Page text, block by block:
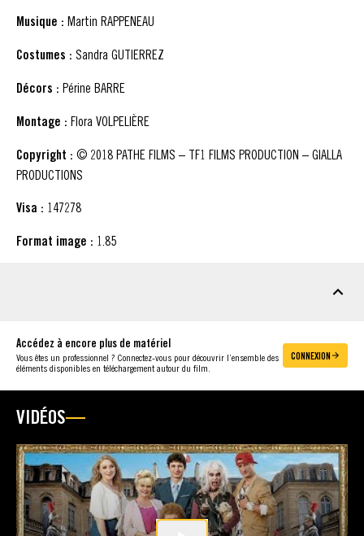
Musique : Martin RAPPENEAU
Costumes : Sandra GUTIERREZ
Décors : Périne BARRE
Montage : Flora VOLPELIÈRE
Copyright : © 2018 PATHE FILMS – TF1 FILMS PRODUCTION – GIALLA
PRODUCTIONS
Visa : 147278
Format image : 1.85
Accédez à encore plus de matériel
Vous êtes un professionnel ? Connectez-vous pour découvrir l’ensemble des
éléments disponibles en téléchargement autour du film.
CONNEXION
VIDÉOS